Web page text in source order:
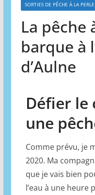
SORTIES DE PÊCHE À LA PERLE
La pêche
barque à
d’Aulne
Défier
une
Comme prévu, je
2020. Ma
que je vais bien
l’eau à une heure